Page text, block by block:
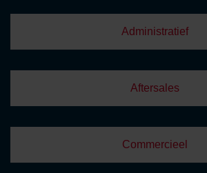
Administratief
Aftersales
Commercieel